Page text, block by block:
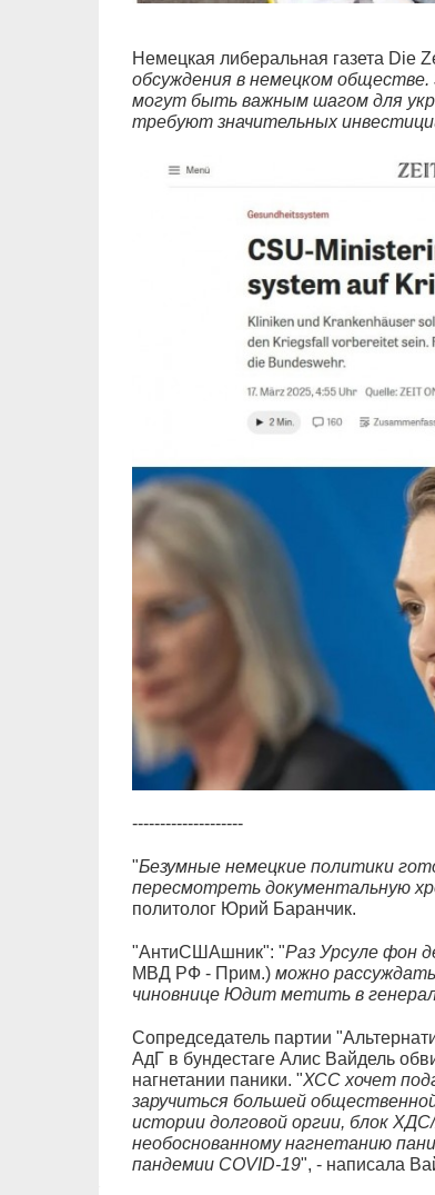
Немецкая либеральная газета Die
обсуждения в немецком
могут быть важным шагом для
требуют значительных
--------------------
"Безумные немецкие политики
пересмотреть документальную
политолог Юрий Баранчик.
"АнтиСШАшник": "Раз Урсуле фон
МВД РФ - Прим.)можно
чиновнице Юдит метить в
Сопредседатель партии
АдГ в бундестаге Алис Вайдель
нагнетании паники. "ХСС хочет
заручиться большей
истории долговой оргии, блок
необоснованному нагнетанию
пандемии COVID-19", - написала